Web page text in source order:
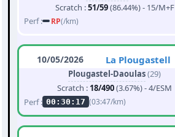
Scratch :51/59(86.44%) - 15/M+F
Perf :
RP(/km)
10/05/2026 La Plougastell
Plougastel-Daoulas(29)
Scratch : 18/490(3.67%) - 4/ESM
Perf : 00:30:17 (03:47/km)